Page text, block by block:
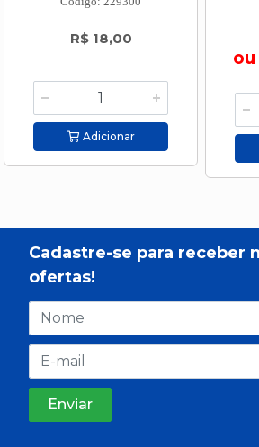
R$ 18,00
Adicionar
Cadastre-se para receber
ofertas!